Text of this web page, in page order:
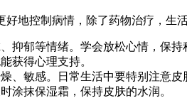
地控制病情，除了药物治疗，生
抑郁等情绪。学会放松心情，保
获得心理支持。
、敏感。日常生活中要特别注意
涂抹保湿霜，保持皮肤的水润。